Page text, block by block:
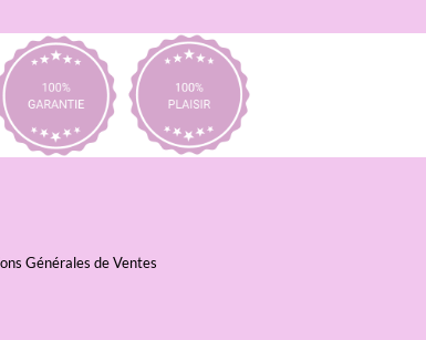
Générales de Ventes